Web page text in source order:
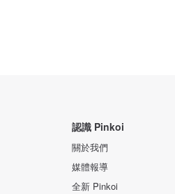
認識 Pinkoi
關於我們
媒體報導
全新 Pinkoi